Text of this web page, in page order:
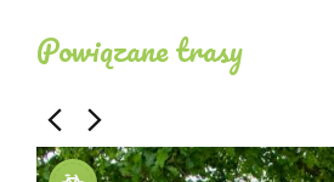
brütende Kranichpaare wurden
den Halden. Die Populationen
(10 Paare) und der Rohrweihe
Powiązane trasy